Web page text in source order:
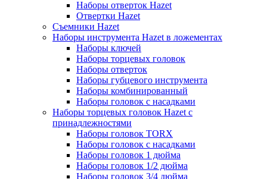
Наборы отверток Hazet
Отвертки Hazet
Съемники Hazet
Наборы инструмента Hazet в ложементах
Наборы ключей
Наборы торцевых головок
Наборы отверток
Наборы губцевого инструмента
Наборы комбинированный
Наборы головок с насадками
Наборы торцевых головок Hazet с
принадлежностями
Наборы головок TORX
Наборы головок с насадками
Наборы головок 1 дюйма
Наборы головок 1/2 дюйма
Наборы головок 3/4 дюйма